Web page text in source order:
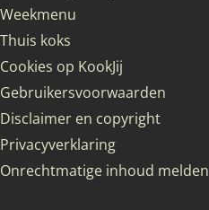
Weekmenu
Thuis koks
Cookies op KookJij
Gebruikersvoorwaarden
Disclaimer en copyright
Privacyverklaring
Onrechtmatige inhoud melden